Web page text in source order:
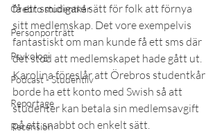
Örebro studentkår
Personporträtt
Psykologi
Podcast - Studentliv
Reportage
Recension
få ett smidigare sätt för folk att förnya
sitt medlemskap. Det vore exempelvis
fantastiskt om man kunde få ett sms där
det stod att medlemskapet hade gått ut.
Karolina föreslår att Örebros studentkår
borde ha ett konto med Swish så att
studenter kan betala sin medlemsavgift
på ett snabbt och enkelt sätt.